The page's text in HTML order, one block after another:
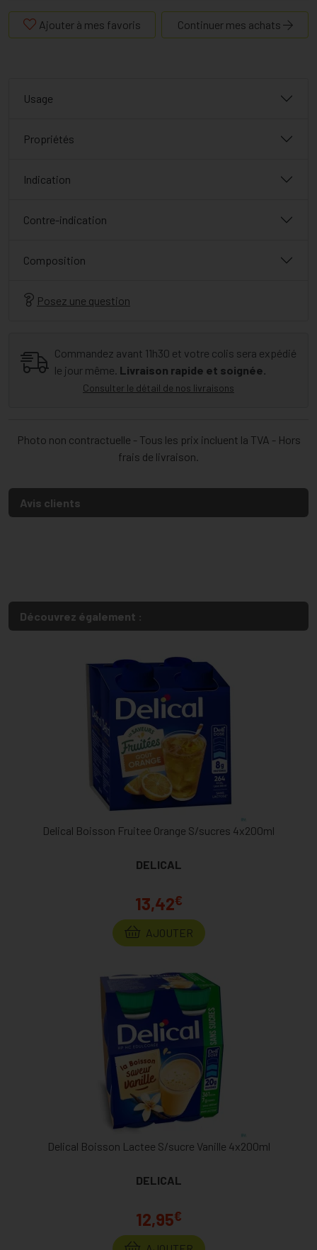
Ajouter à mes favoris Continuer mes achats
Usage
Propriétés
Indication
Contre-indication
Composition
Posez une question
Commandez avant 11h30 et votre colis sera expédié
le jour même. Livraison rapide et soignée.
Consulter le détail de nos livraisons
Photo non contractuelle - Tous les prix incluent la TVA - Hors
frais de livraison.
Avis clients
Découvrez également :
Delical Boisson Fruitee Orange S/sucres 4x200ml
DELICAL
13,42€
AJOUTER
Delical Boisson Lactee S/sucre Vanille 4x200ml
DELICAL
12,95€